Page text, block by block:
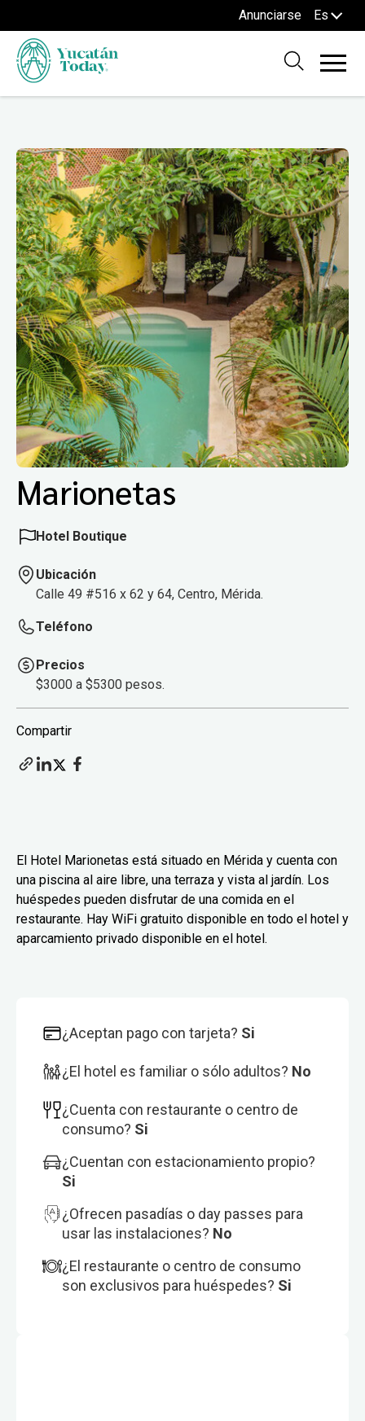
Anunciarse Es
Marionetas
Hotel Boutique
Ubicación
Calle 49 #516 x 62 y 64, Centro, Mérida.
Teléfono
Precios
$3000 a $5300 pesos.
Compartir
El Hotel Marionetas está situado en Mérida y cuenta con
una piscina al aire libre, una terraza y vista al jardín. Los
huéspedes pueden disfrutar de una comida en el
restaurante. Hay WiFi gratuito disponible en todo el hotel y
aparcamiento privado disponible en el hotel.
¿Aceptan pago con tarjeta? Si
¿El hotel es familiar o sólo adultos? No
¿Cuenta con restaurante o centro de
consumo? Si
¿Cuentan con estacionamiento propio?
Si
¿Ofrecen pasadías o day passes para
usar las instalaciones? No
¿El restaurante o centro de consumo
son exclusivos para huéspedes? Si